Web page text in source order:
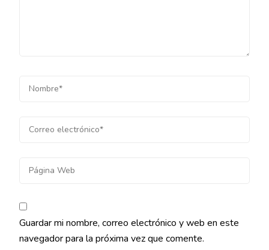
Guardar mi nombre, correo electrónico y web en este
navegador para la próxima vez que comente.